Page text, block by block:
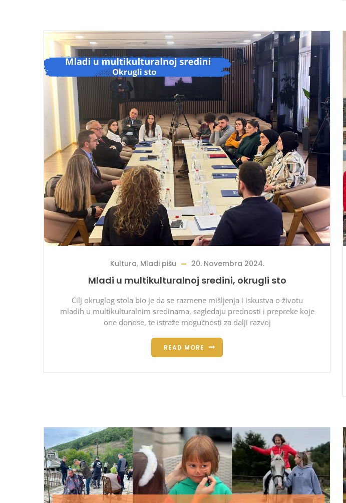
Kultura, Mladi pišu 20. Novembra 2024.
Mladi u multikulturalnoj sredini, okrugli sto
Cilj okruglog stola bio je da se razmene mišljenja i iskustva o životu
mladih u multikulturalnim sredinama, sagledaju prednosti i prepreke koje
one donose, te istraže mogućnosti za dalji razvoj
READ MORE